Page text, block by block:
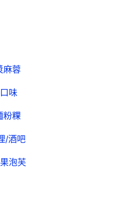
麻蓉
味
粉粿
/酒吧
泡芙